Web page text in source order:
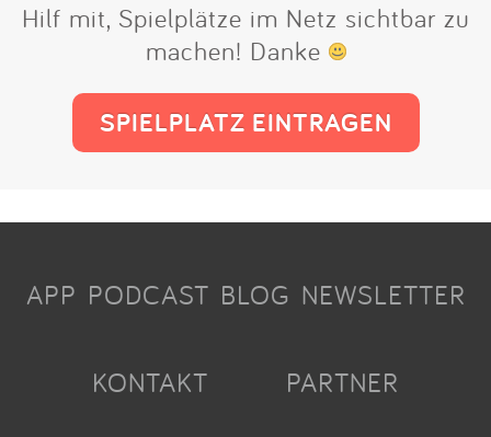
Hilf mit, Spielplätze im Netz sichtbar zu
machen! Danke
SPIELPLATZ EINTRAGEN
APP PODCAST BLOG NEWSLETTER
KONTAKT PARTNER